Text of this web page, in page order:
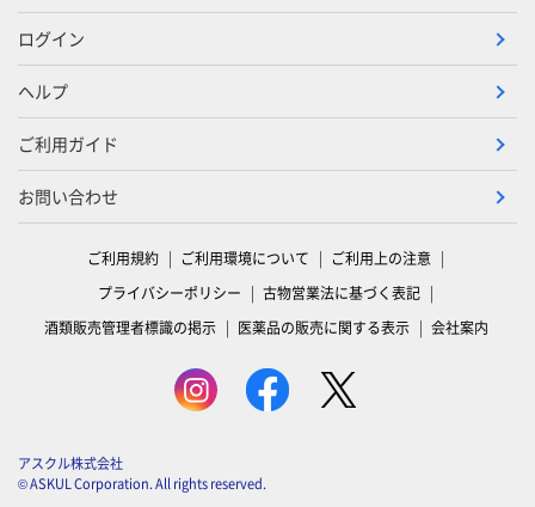
ログイン
ヘルプ
ご利用ガイド
お問い合わせ
ご利用規約 ご利用環境について
ご利用上の注意
プライバシーポリシー
古物営業法に基づく表記
酒類販売管理者標識の掲示
医薬品の販売に関する表示 会社案内
アスクル株式会社
© ASKUL Corporation. All rights reserved.